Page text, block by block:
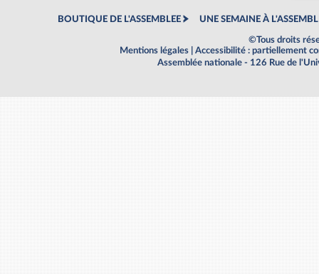
BOUTIQUE DE L'ASSEMBLEE UNE SEMAINE À
©Tous droits
Mentions légales
Accessibilité : partiellement
Assemblée nationale - 126 Rue de